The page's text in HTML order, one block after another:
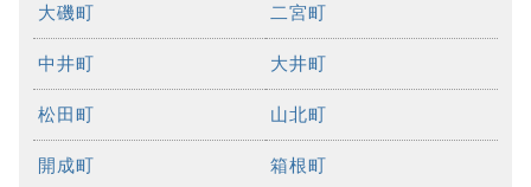
大磯町 二宮町
中井町 大井町
松田町 山北町
開成町 箱根町